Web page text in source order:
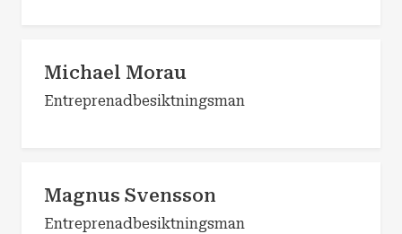
Michael Morau
Entreprenadbesiktningsman
Magnus Svensson
Entreprenadbesiktningsman